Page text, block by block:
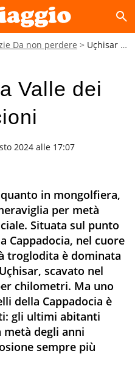
search
Da non perdere Uçhisar e la Valle dei Piccioni
Valle dei
2024 alle 17:07
in mongolfiera,
per metà
Situata sul punto
Cappadocia, nel cuore
troglodita è dominata
scavato nel
chilometri. Ma uno
della Cappadocia è
gli ultimi abitanti
degli anni
sempre più